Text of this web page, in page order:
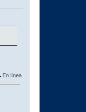
En línea